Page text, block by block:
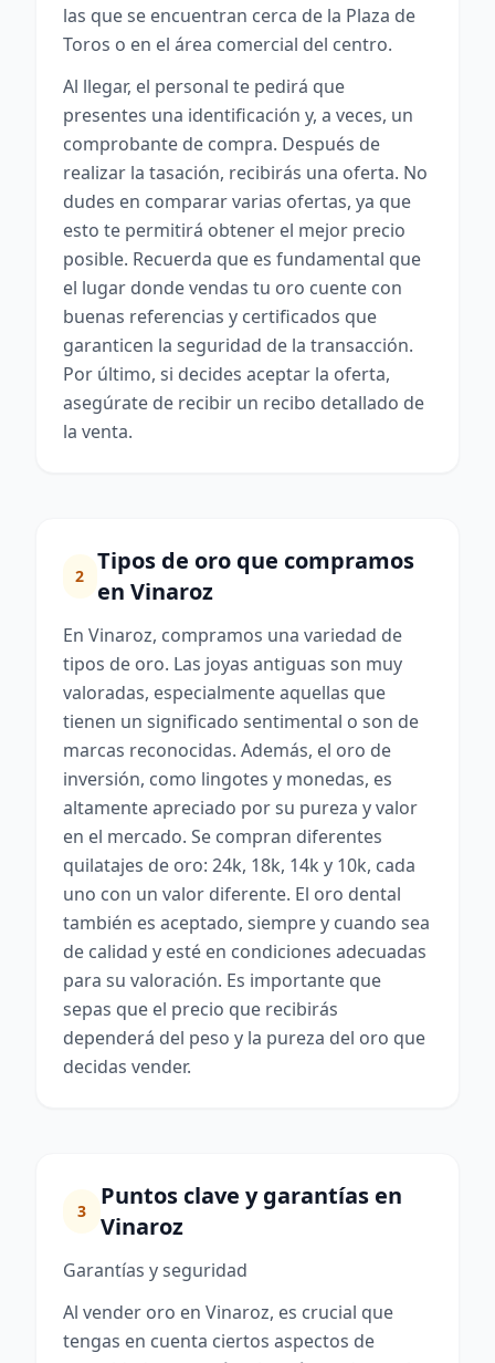
las que se encuentran cerca de la Plaza de
Toros o en el área comercial del centro.
Al llegar, el personal te pedirá que
presentes una identificación y, a veces, un
comprobante de compra. Después de
realizar la tasación, recibirás una oferta. No
dudes en comparar varias ofertas, ya que
esto te permitirá obtener el mejor precio
posible. Recuerda que es fundamental que
el lugar donde vendas tu oro cuente con
buenas referencias y certificados que
garanticen la seguridad de la transacción.
Por último, si decides aceptar la oferta,
asegúrate de recibir un recibo detallado de
la venta.
2
Tipos de oro que compramos
en Vinaroz
En Vinaroz, compramos una variedad de
tipos de oro. Las joyas antiguas son muy
valoradas, especialmente aquellas que
tienen un significado sentimental o son de
marcas reconocidas. Además, el oro de
inversión, como lingotes y monedas, es
altamente apreciado por su pureza y valor
en el mercado. Se compran diferentes
quilatajes de oro: 24k, 18k, 14k y 10k, cada
uno con un valor diferente. El oro dental
también es aceptado, siempre y cuando sea
de calidad y esté en condiciones adecuadas
para su valoración. Es importante que
sepas que el precio que recibirás
dependerá del peso y la pureza del oro que
decidas vender.
3
Puntos clave y garantías en
Vinaroz
Garantías y seguridad
Al vender oro en Vinaroz, es crucial que
tengas en cuenta ciertos aspectos de